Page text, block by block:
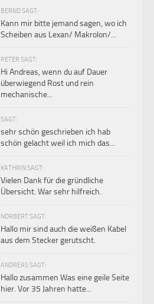
BERND SAGT:
Kann mir bitte jemand sagen, wo ich
Scheiben aus Lexan/ Makrolon/...
PETER SAGT:
Hi Andreas, wenn du auf Dauer
überwiegend Rost und rein
mechanische...
SAGT:
sehr schön geschrieben ich hab
schön gelacht weil ich mich das...
KATHRIN SAGT:
Vielen Dank für die gründliche
Übersicht. War sehr hilfreich.
NORBERT SAGT:
Hallo mir sind auch die weißen Kabel
aus dem Stecker gerutscht.
ANDREAS SAGT:
Hallo zusammen Was eine geile Seite
hier. Vor 35 Jahren hatte...